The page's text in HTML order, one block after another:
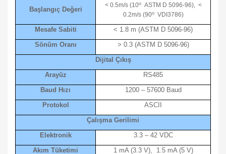
Başlangıç Değeri
< 0.5m/s (10oASTM D 5096-96), <
0.2m/s (90oVDI3786)
Mesafe Sabiti
< 1.8 m (ASTM D 5096-96)
Sönüm Oranı
> 0.3 (ASTM D 5096-96)
Dijital Çıkış
Arayüz
RS485
Baud Hızı
1200 – 57600 Baud
Protokol
ASCII
Çalışma Gerilimi
Elektronik
3.3 – 42 VDC
Akım Tüketimi
1 mA (3.3 V), 1.5 mA (5 V)